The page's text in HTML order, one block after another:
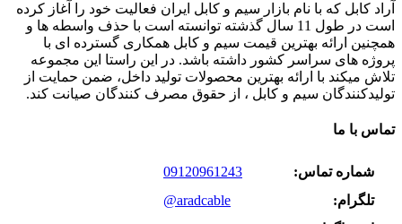
آراد کابل که با نام بازار سیم و کابل ایران فعالیت خود را آغاز کرده
است در طول 11 سال گذشته توانسته است با حذف واسطه ها و
همچنین ارائه بهترین قیمت سیم و کابل همکاری گسترده ای با
پروژه های سراسر کشور داشته باشد. در این راستا این مجموعه
تلاش میکند با ارائه بهترین محصولات تولید داخل، ضمن حمایت از
تولیدکنندگان سیم و کابل ، از حقوق مصرف کنندگان صیانت کند.
تماس با ما
شماره تماس:
09120961243
تلگرام:
@aradcable